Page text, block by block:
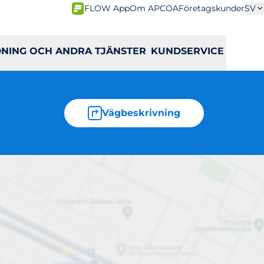
FLOW AppOm APCOAFöretagskunderSV
OCH ANDRA TJÄNSTER KUNDSERVICE
Vägbeskrivning